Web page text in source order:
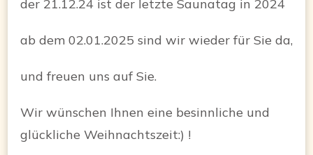
der 21.12.24 ist der letzte Saunatag in 2024
ab dem 02.01.2025 sind wir wieder für Sie da,
und freuen uns auf Sie.
Wir wünschen Ihnen eine besinnliche und
glückliche Weihnachtszeit:) !